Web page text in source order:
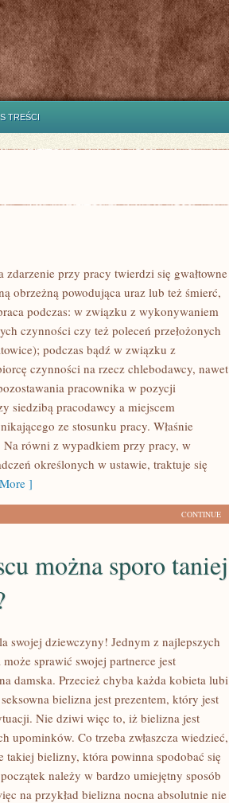
TREŚCI
zdarzenie przy pracy twierdzi się gwałtowne
obrzeżną powodująca uraz lub też śmierć,
podczas: w związku z wykonywaniem
czynności czy też poleceń przełożonych
podczas bądź w związku z
czynności na rzecz chlebodawcy, nawet
pracownika w pozycji
siedzibą pracodawcy a miejscem
ze stosunku pracy. Właśnie
Na równi z wypadkiem przy pracy, w
określonych w ustawie, traktuje się
]
CONTINUE
można sporo taniej
swojej dziewczyny! Jednym z najlepszych
sprawić swojej partnerce jest
damska. Przecież chyba każda kobieta lubi
bielizna jest prezentem, który jest
Nie dziwi więc to, iż bielizna jest
upominków. Co trzeba zwłaszcza wiedzieć,
takiej bielizny, która powinna spodobać się
należy w bardzo umiejętny sposób
na przykład bielizna nocna absolutnie nie